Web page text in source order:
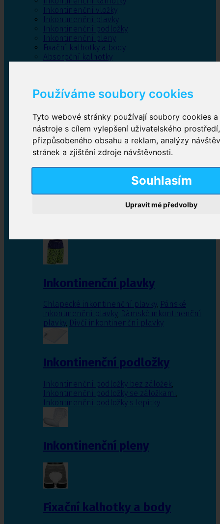
Používáme soubory cookies
Tyto webové stránky používají soubory cookies
nástroje s cílem vylepšení uživatelského
přizpůsobeného obsahu a reklam, analýzy
stránek a zjištění zdroje návštěvnosti.
Souhlasím
Upravit mé předvolby
Inkontinenční vložky
Inkontinenční plavky
Inkontinenční podložky
Inkontinenční pleny
Fixační kalhotky a body
Absorpční kalhotky
Inkontinenční kalhotky
Plenkové kalhotky navlékací,Plenkové kalhotky
zalepovací,Inkontinenční kalhotky dámské
Inkontinenční vložky
Inkontinenční plavky
Chlapecké inkontinenční plavky, Pánské
inkontinenční plavky, Dámské inkontinenční
plavky, Dívčí inkontinenční plavky
Inkontinenční podložky
Inkontinenční podložky bez záložek,
Inkontinenční podložky se záložkami,
Inkontinenční podložky s lepítky
Inkontinenční pleny
Fixační kalhotky a body